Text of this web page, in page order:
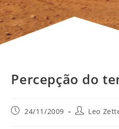
Percepção do
24/11/2009 Leo